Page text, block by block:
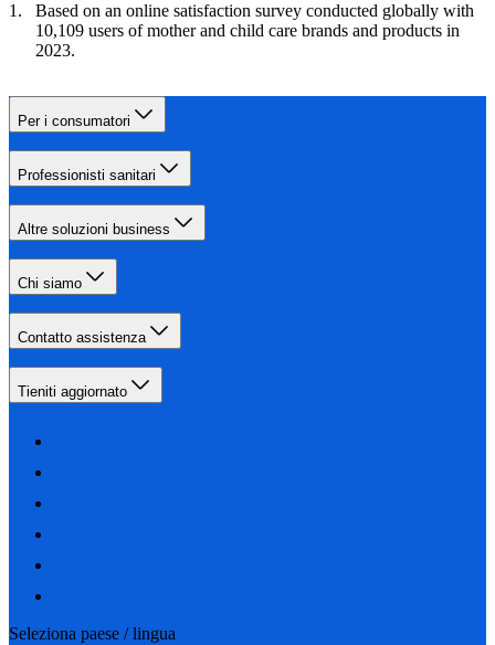
Based on an online satisfaction survey conducted globally with
10,109 users of mother and child care brands and products in
2023.
Per i consumatori
Professionisti sanitari
Altre soluzioni business
Chi siamo
Contatto assistenza
Tieniti aggiornato
Seleziona paese / lingua